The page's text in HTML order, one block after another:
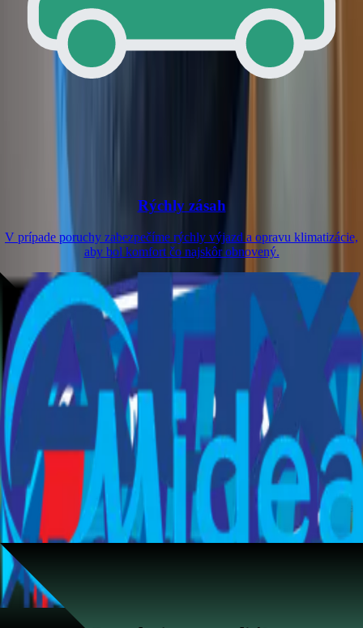
Rýchly zásah
V prípade poruchy zabezpečíme rýchly výjazd a opravu klimatizácie,
aby bol komfort čo najskôr obnovený.
Klimatizácie overených značiek pre Šaľu a
okolie
Pri realizáciách používame spoľahlivé klimatizačné systémy od
známych výrobcov, medzi ktoré patriaCarrier, Samsung, Daikin,
Gree, AUXaMidea
. Tieto značky nám umožňujú dosiahnuť dlhú
životnosť, úspornú prevádzku a stabilný výkon zariadení. Každú
montáž aj servis vykonávame s dôrazom na kvalitné komponenty, aby
klimatizácia fungovala bez problémov.
Okrem týchto značiek vieme
zabezpečiť montáž a servis aj ďalších typov klimatizácií v Šali a